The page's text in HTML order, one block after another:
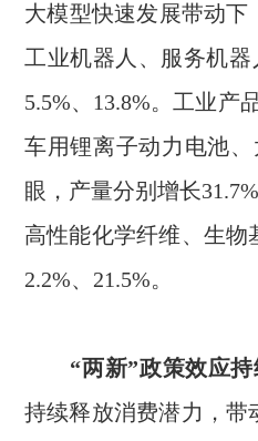
大模型快速发展带动下
工业机器人、服务机
5.5%、 13.8%。工业产
车用锂离子动力电池
眼，产量分别增长31.7%
高性能化学纤维、生
2.2%、 21.5%。
“两新”政策效应持
持续释放消费潜力，带